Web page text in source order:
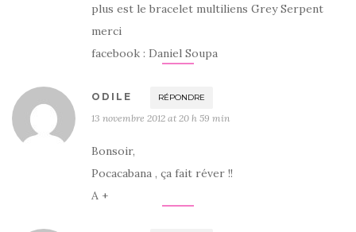
plus est le bracelet multiliens Grey Serpent
merci
facebook : Daniel Soupa
ODILE RÉPONDRE
13 novembre 2012 at 20 h 59 min
Bonsoir,
Pocacabana , ça fait réver !!
A +